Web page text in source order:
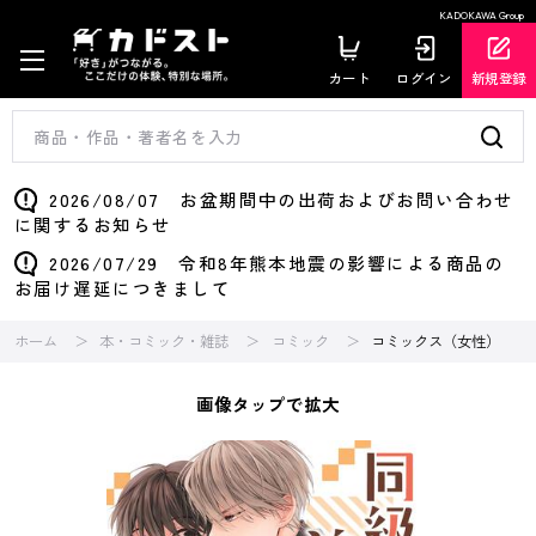
KADOKAWA Group
カート ログイン 新規登録
2026/08/07 お盆期間中の出荷およびお問い合わせ
に関するお知らせ
2026/07/29 令和8年熊本地震の影響による商品の
お届け遅延につきまして
ホーム 本・コミック・雑誌 コミック コミックス（女性）
画像タップで拡大